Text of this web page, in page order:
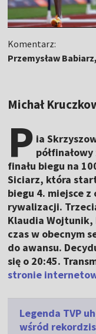
Komentarz:
Przemysław
Michał
P ia
finału biegu na
Siciarz, która
biegu 4. miejsce z
rywalizacji.
Klaudia Wojtunik,
czas w obecnym
do awansu.
się o 20:45.
stronie
Legenda TVP
wśród